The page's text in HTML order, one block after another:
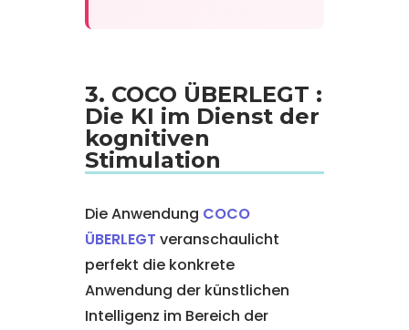
3. COCO ÜBERLEGT :
Die KI im Dienst der
kognitiven
Stimulation
Die Anwendung COCO
ÜBERLEGT veranschaulicht
perfekt die konkrete
Anwendung der künstlichen
Intelligenz im Bereich der